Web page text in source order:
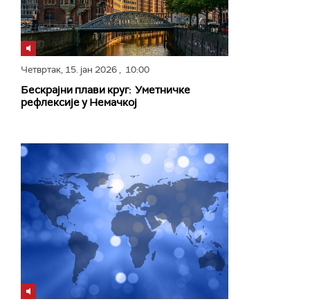
Четвртак, 15. јан 2026, 10:00
Бескрајни плави круг: Уметничке
рефлексије у Немачкој